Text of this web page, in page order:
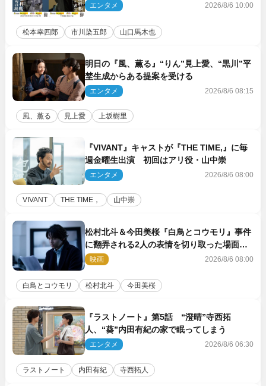
繋がるビジュアルも解禁
エンタメ 2026/8/6 10:00
松本幸四郎 市川染五郎 山口馬木也
明日の『風、薫る』“りん”見上愛、“黒川”平
埜生成からある提案を受ける
エンタメ 2026/8/6 08:15
風、薫る 見上愛 上坂樹里
『VIVANT』キャストが『THE TIME,』に毎
週金曜生出演 初回はアリ役・山中崇
エンタメ 2026/8/6 08:00
VIVANT THE TIME， 山中崇
松村北斗＆今田美桜『白鳥とコウモリ』事件
に翻弄される2人の表情を切り取った場面写
真解禁
映画 2026/8/6 08:00
白鳥とコウモリ 松村北斗 今田美桜
『ラストノート』第5話 “澄晴”寺西拓
人、“葵”内田有紀の家で眠ってしまう
エンタメ 2026/8/6 06:30
ラストノート 内田有紀 寺西拓人